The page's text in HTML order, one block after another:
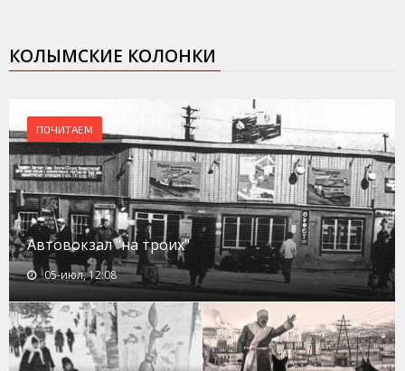
КОЛЫМСКИЕ КОЛОНКИ
ПОЧИТАЕМ
Автовокзал "на троих"
05-июл, 12:08